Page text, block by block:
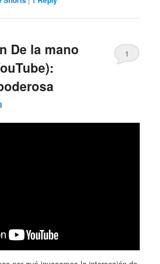
De la mano
1